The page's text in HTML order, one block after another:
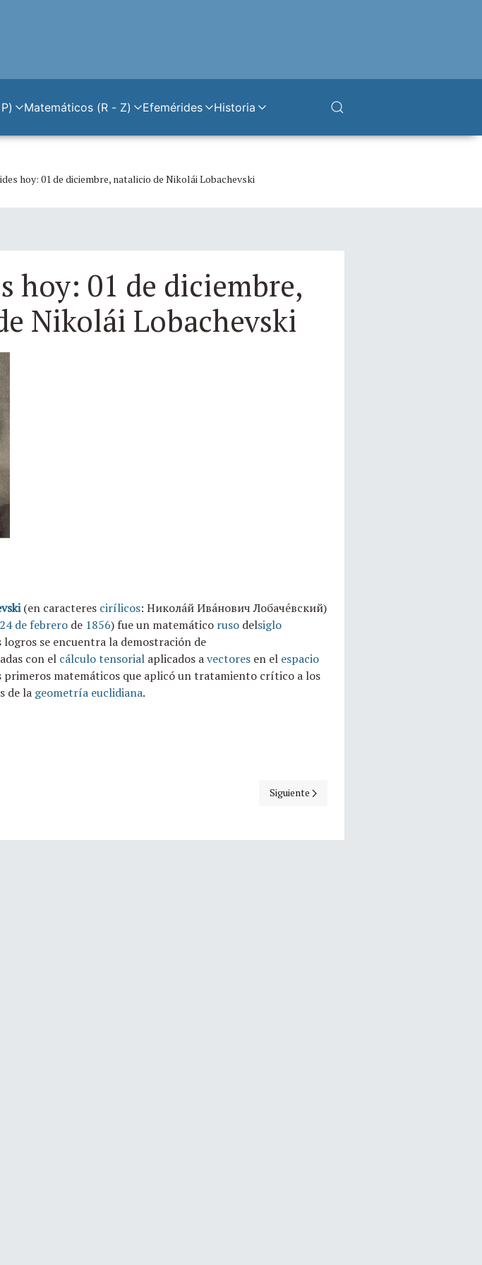
Matemáticos (R - Z) Efemérides Historia
hoy: 01 de diciembre, natalicio de Nikolái Lobachevski
hoy: 01 de diciembre,
Nikolái Lobachevski
(en caracteres cirílicos: Никола́й Ива́нович Лобаче́вский)
24 de febrerode 1856) fue un matemático rusodelsiglo
se encuentra la demostración de
con el cálculo tensorialaplicados avectoresen el espacio
primeros matemáticos que aplicó un tratamiento crítico a los
de la geometría euclidiana.
natalicio de Edwin Abbott Abbott Artículo siguiente: Efemérides hoy: 02 de
Siguiente